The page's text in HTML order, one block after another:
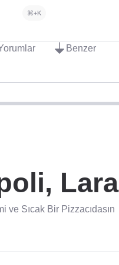
⌘+K
Benzer
Lara
ve Sıcak Bir Pizzacıdasın